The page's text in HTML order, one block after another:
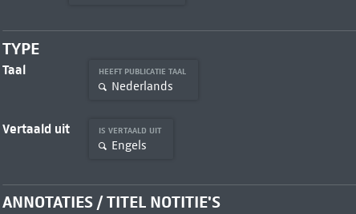
TYPE
Taal HEEFT PUBLICATIE TAAL
Nederlands
Vertaald uit IS VERTAALD UIT
Engels
ANNOTATIES / TITEL NOTITIE'S